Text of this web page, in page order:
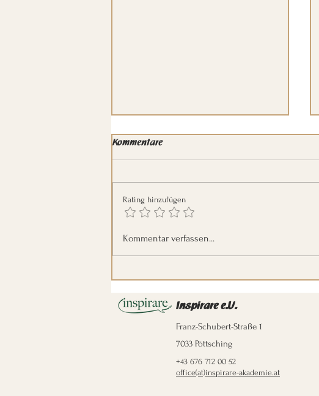
Podcast-Adventkalender Türchen
Kommentare
Rating hinzufügen
Kommentar verfassen...
Inspirare e.U.
Franz-Schubert-Straße 1
7033 Pöttsching
+43 676 712 00 52
office(at)inspirare-akademie.at